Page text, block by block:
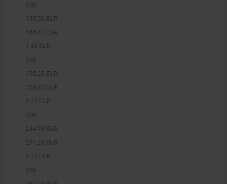
100
139,59 EUR
166,11 EUR
1,40 EUR
150
190,23 EUR
226,37 EUR
1,27 EUR
200
244,78 EUR
291,29 EUR
1,22 EUR
250